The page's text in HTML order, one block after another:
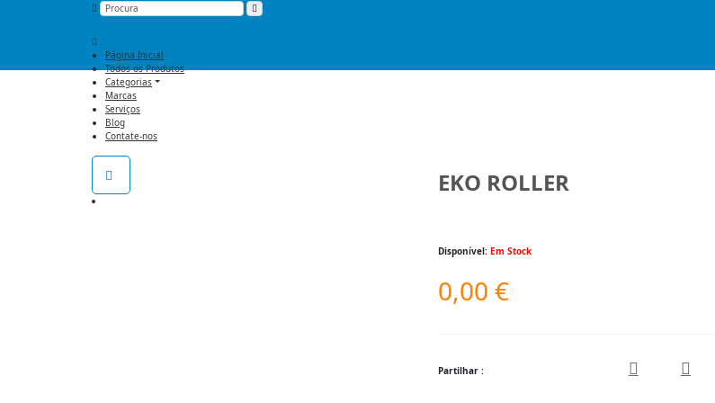
Página Inicial
Todos os Produtos
Categorias
Marcas
Serviços
Blog
Contate-nos
EKO ROLLER
Disponível: Em Stock
0,00 €
Partilhar :